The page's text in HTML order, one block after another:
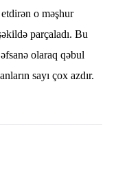
o məşhur
parçaladı. Bu
olaraq qəbul
sayı çox azdır.